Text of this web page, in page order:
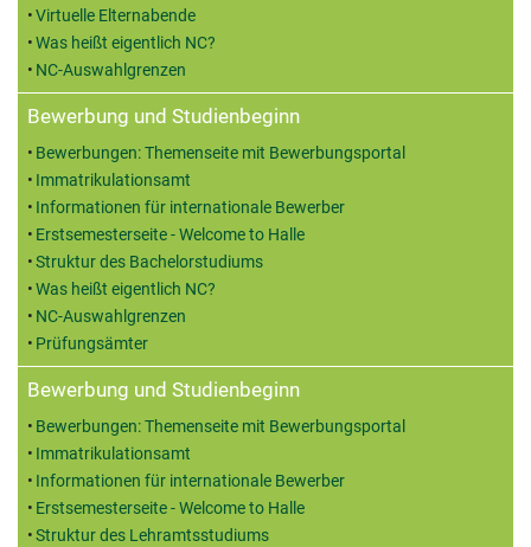
Virtuelle Elternabende
Was heißt eigentlich NC?
NC-Auswahlgrenzen
Bewerbung und Studienbeginn
Bewerbungen: Themenseite mit Bewerbungsportal
Immatrikulationsamt
Informationen für internationale Bewerber
Erstsemesterseite - Welcome to Halle
Struktur des Bachelorstudiums
Was heißt eigentlich NC?
NC-Auswahlgrenzen
Prüfungsämter
Bewerbung und Studienbeginn
Bewerbungen: Themenseite mit Bewerbungsportal
Immatrikulationsamt
Informationen für internationale Bewerber
Erstsemesterseite - Welcome to Halle
Struktur des Lehramtsstudiums